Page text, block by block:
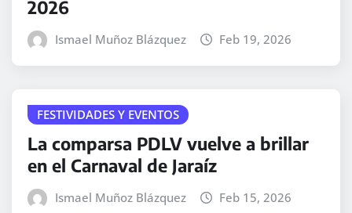
2026
Ismael Muñoz Blázquez Feb 19, 2026
FESTIVIDADES Y EVENTOS
La comparsa PDLV vuelve a brillar
en el Carnaval de Jaraíz
Ismael Muñoz Blázquez Feb 15, 2026